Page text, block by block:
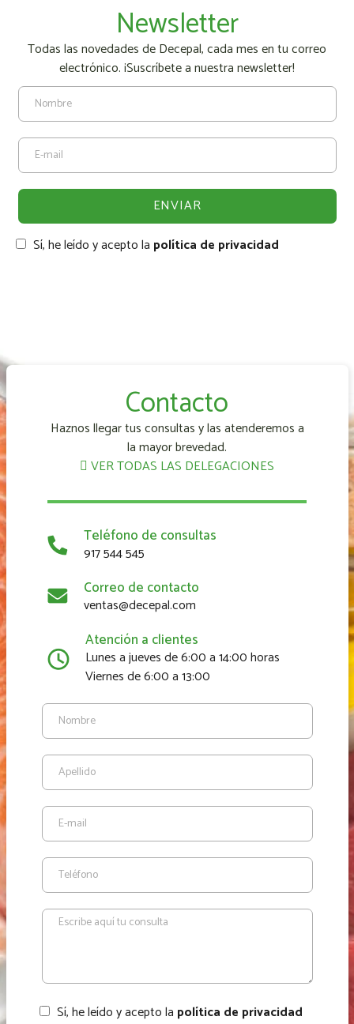
Newsletter
Todas las novedades de Decepal, cada mes en tu correo
electrónico. ¡Suscríbete a nuestra newsletter!
Sí, he leído y acepto la política de privacidad
Contacto
Haznos llegar tus consultas y las atenderemos a
la mayor brevedad.
VER TODAS LAS DELEGACIONES
Teléfono de consultas
917 544 545
Correo de contacto
ventas@decepal.com
Atención a clientes
Lunes a jueves de 6:00 a 14:00 horas
Viernes de 6:00 a 13:00
Sí, he leído y acepto la política de privacidad